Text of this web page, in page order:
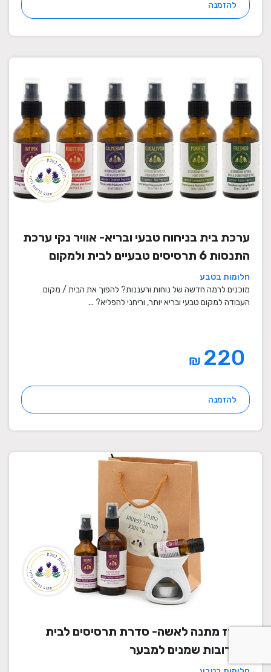
להזמנה
ערכת בית בניחוח טבעי ובריא- אוויר נקי ערכת
התנסות 6 תרסיסים טבעיים לבית ולמקום
העבודה
חלומות בטבע
מוכנים לרמה חדשה של נוחות ורעננות? להפוך את הבית / מקום
העבודה למקום טבעי ובריא יותר, וריחני להפליא? ...
₪
להזמנה
מארז מתנה לאשה- סדרת תרסיסים לבית
ותערובות שמנים למבער